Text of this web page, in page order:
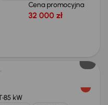
Cena promocyjna
32 000 zł
85 kW